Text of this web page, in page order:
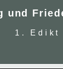
Edikt